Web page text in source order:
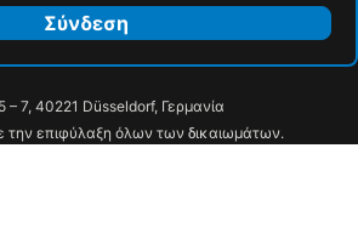
Σύνδεση
– 7, 40221 Düsseldorf, Γερμανία
επιφύλαξη όλων των δικαιωμάτων.